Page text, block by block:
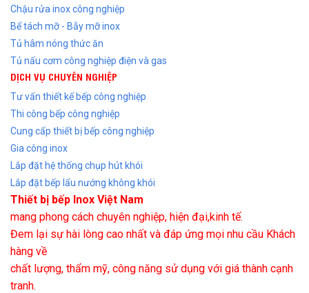
Chậu rửa inox công nghiệp
Bể tách mỡ - Bẫy mỡ inox
Tủ hâm nóng thức ăn
Tủ nấu cơm công nghiệp điện và gas
DỊCH VỤ CHUYÊN NGHIỆP
Tư vấn thiết kế bếp công nghiệp
Thi công bếp công nghiệp
Cung cấp thiết bị bếp công nghiệp
Gia công inox
Lắp đặt hệ thống chụp hút khói
Lắp đặt bếp lẩu nướng không khói
Thiết bị bếp Inox Việt Nam
mang phong cách chuyên nghiệp, hiện đại,kinh tế.
Đem lại sự hài lòng cao nhất và đáp ứng mọi nhu cầu Khách
hàng về
chất lượng, thẩm mỹ, công năng sử dụng với giá thành cạnh
tranh.